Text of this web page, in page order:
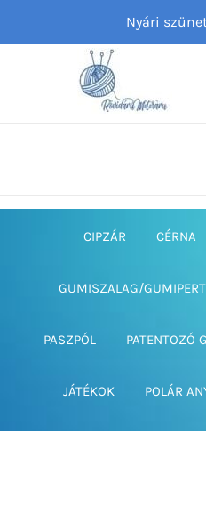
CIPZÁR CÉRNA
GUMISZALAG/
PASZPÓL PATENTOZÓ
JÁTÉKOK POLÁR
Nyári